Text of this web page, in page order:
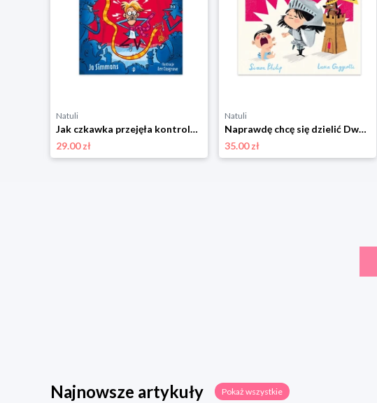
Natuli
Jak czkawka przejęła kontrolę. To Się Czyta Dwukropek
29.00 zł
Natuli
Naprawdę chcę się dzielić Dwukropek
35.00 zł
Najnowsze artykuły Pokaż wszystkie